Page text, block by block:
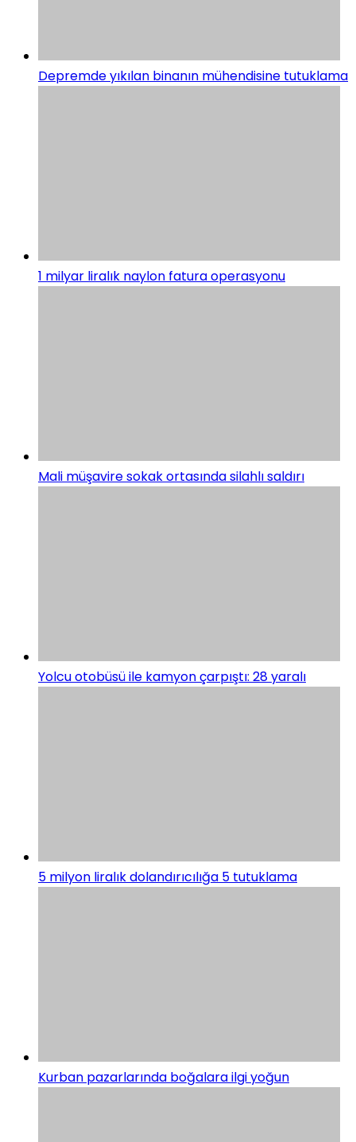
Depremde yıkılan binanın mühendisine tutuklama
1 milyar liralık naylon fatura operasyonu
Mali müşavire sokak ortasında silahlı saldırı
Yolcu otobüsü ile kamyon çarpıştı: 28 yaralı
5 milyon liralık dolandırıcılığa 5 tutuklama
Kurban pazarlarında boğalara ilgi yoğun